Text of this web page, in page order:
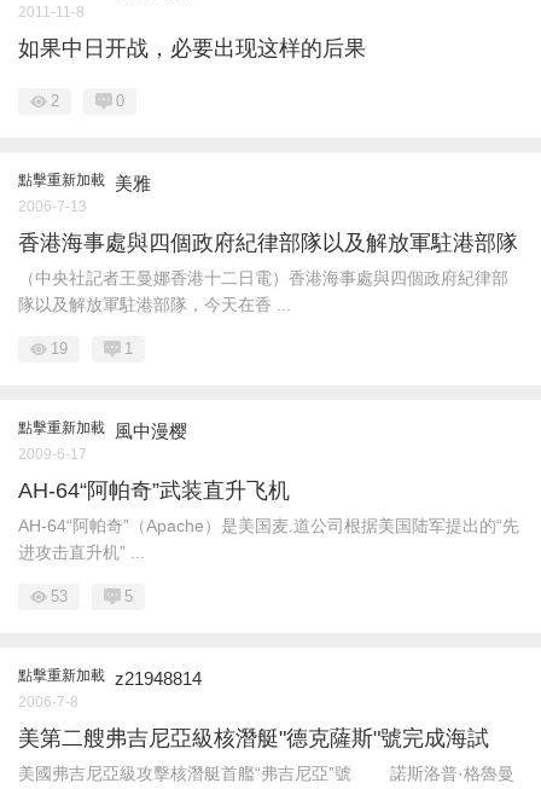
2011-11-8
如果中日开战，必要出现这样的后果
2 0
點擊重新加載 美雅
2006-7-13
香港海事處與四個政府紀律部隊以及解放軍駐港部隊
（中央社記者王曼娜香港十二日電）香港海事處與四個政府紀律部
隊以及解放軍駐港部隊，今天在香 ...
19 1
點擊重新加載 風中漫樱
2009-6-17
AH-64“阿帕奇”武装直升飞机
AH-64“阿帕奇”（Apache）是美国麦.道公司根据美国陆军提出的“先
进攻击直升机” ...
53 5
點擊重新加載 z21948814
2006-7-8
美第二艘弗吉尼亞級核潛艇"德克薩斯"號完成海試
美國弗吉尼亞級攻擊核潛艇首艦“弗吉尼亞”號 諾斯洛普·格魯曼